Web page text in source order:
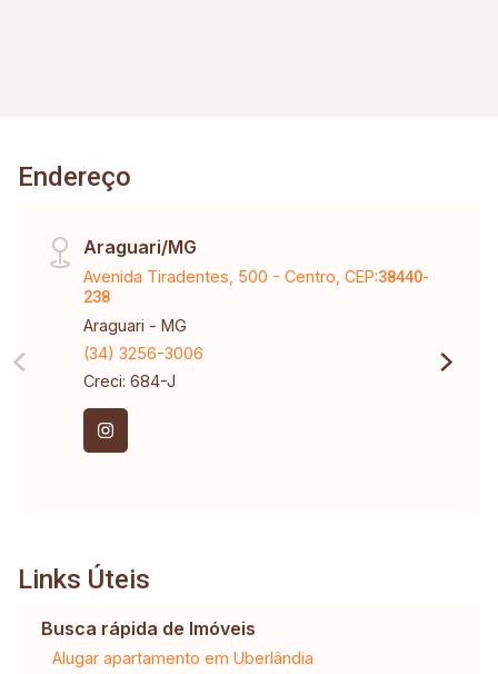
Endereço
Araguari/MG
Avenida Tiradentes, 500 - Centro, CEP:38440-
238
Araguari - MG
(34) 3256-3006
Creci: 684-J
Links Úteis
Busca rápida de Imóveis
Alugar apartamento em Uberlândia